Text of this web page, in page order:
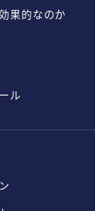
果的なのか
ル